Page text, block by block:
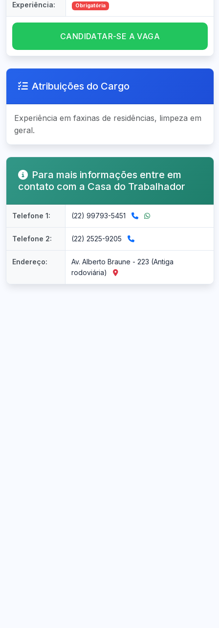
Experiência: Obrigatória
CANDIDATAR-SE A VAGA
Atribuições do Cargo
Experiência em faxinas de residências, limpeza em
geral.
Para mais informações entre em
contato com a Casa do Trabalhador
Telefone 1: (22) 99793-5451
Telefone 2: (22) 2525-9205
Endereço:
Av. Alberto Braune - 223 (Antiga
rodoviária)